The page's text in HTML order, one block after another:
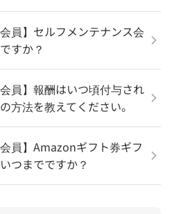
員】セルフメンテナンス会
すか？
員】報酬はいつ頃付与され
方法を教えてください。
員】Amazonギフト券ギフ
つまでですか？